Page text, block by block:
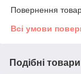
Повернення
Всі умови
Подібні